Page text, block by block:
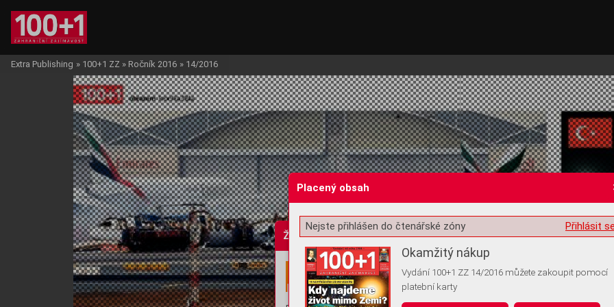
Žádost o souhlas s ukládáním volitelných informací
Extra Publishing » 100+1 ZZ » Ročník 2016 » 14/2016
Placený obsah
Přihlásit
Nejste přihlášen do čtenářské zóny
Okamžitý nákup
Vydání 100+1 ZZ 14/2016 můžete zakoupit pomocí
platební karty